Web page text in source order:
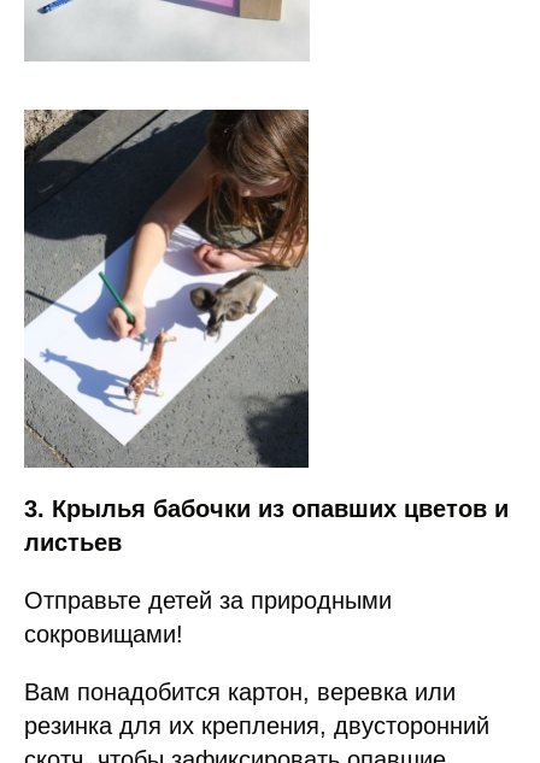
3. Крылья бабочки из опавших цветов и
листьев
Отправьте детей за природными
сокровищами!
Вам понадобится картон, веревка или
резинка для их крепления, двусторонний